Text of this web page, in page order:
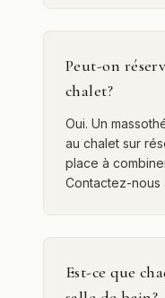
Peut-on
chalet?
Oui. Un
au chalet sur
place à
Contactez-nous
Est-ce que